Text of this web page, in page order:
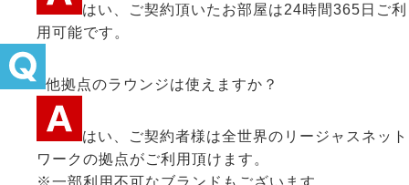
はい、ご契約頂いたお部屋は24時間365日ご利
用可能です。
他拠点のラウンジは使えますか？
はい、ご契約者様は全世界のリージャスネット
ワークの拠点がご利用頂けます。
※一部利用不可なブランドもございます